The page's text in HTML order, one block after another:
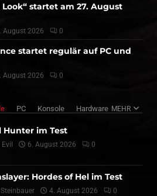
Look“ startet am 27. August
August 2026 0
startet regulär auf PC und
August 2026 0
PC Konsole Hardware MEHR
Hunter im Test
Evil 6. August 2026 0
Hordes of Hel im Test
4. August 2026 0